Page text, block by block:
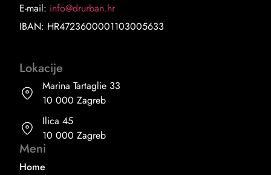
E-mail: info@drurban.hr
IBAN: HR4723600001103005633
Lokacije
Marina Tartaglie 33
10 000 Zagreb
Ilica 45
10 000 Zagreb
Meni
Home